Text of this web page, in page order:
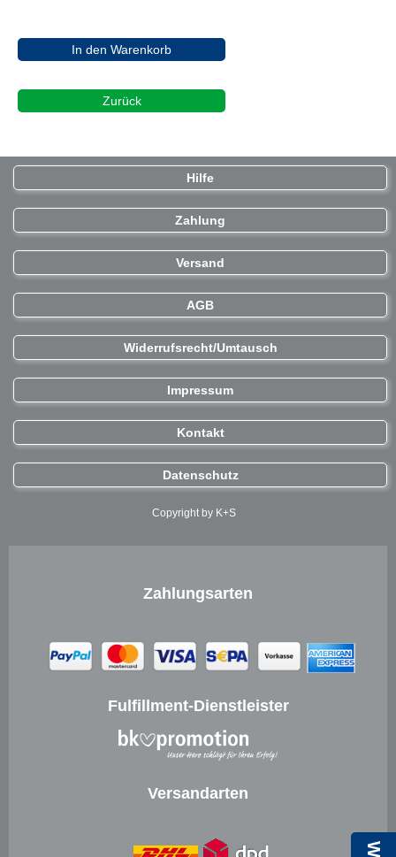
In den Warenkorb
Zurück
Copyright by K+S
Hilfe
Zahlung
Versand
AGB
Widerrufsrecht/Umtausch
Impressum
Kontakt
Datenschutz
Zahlungsarten
Fulfillment-Dienstleister
Versandarten